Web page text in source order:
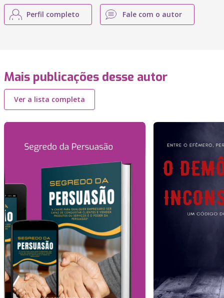
Perfil completo Fale com o autor
Mais publicações desse autor
Ver a lista completa